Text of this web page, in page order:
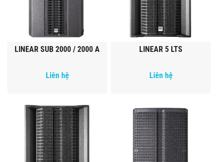
LINEAR SUB 2000 / 2000 A
Liên hệ
LINEAR 5 LTS
Liên hệ